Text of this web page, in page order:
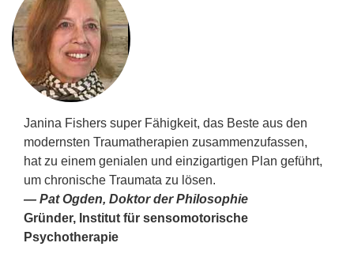
Janina Fishers super Fähigkeit, das Beste aus den
modernsten Traumatherapien zusammenzufassen,
hat zu einem genialen und einzigartigen Plan geführt,
um chronische Traumata zu lösen.
— Pat Ogden, Doktor der Philosophie
Gründer, Institut für sensomotorische
Psychotherapie